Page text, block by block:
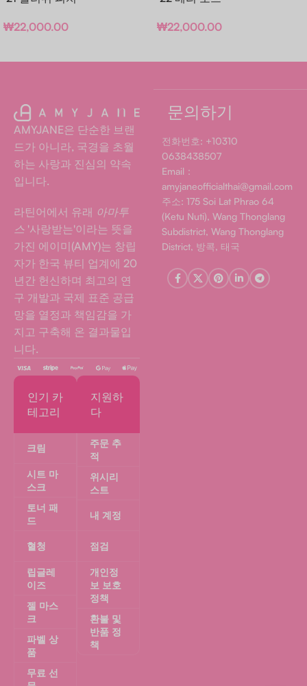
₩22,000.00 ₩22,000.00
AMYJANE은 단순한 브랜
드가 아니라, 국경을 초월
하는 사랑과 진심의 약속
입니다.
라틴어에서 유래 아마투
스 '사랑받는'이라는 뜻을
가진 에이미(AMY)는 창립
자가 한국 뷰티 업계에 20
년간 헌신하며 최고의 연
구 개발과 국제 표준 공급
망을 열정과 책임감을 가
지고 구축해 온 결과물입
니다.
인기 카
테고리
크림
시트 마
스크
토너 패
드
혈청
립글레
이즈
젤 마스
크
파벨 상
품
무료 선
지원하
다
주문 추
적
위시리
스트
내 계정
점검
개인정
보 보호
정책
환불 및
반품 정
책
문의하기
전화번호: +10310
0638438507
Email：
amyjaneofficialthai@gmail.com
주소: 175 Soi Lat Phrao 64
(Ketu Nuti), Wang Thonglang
Subdistrict, Wang Thonglang
District, 방콕, 태국